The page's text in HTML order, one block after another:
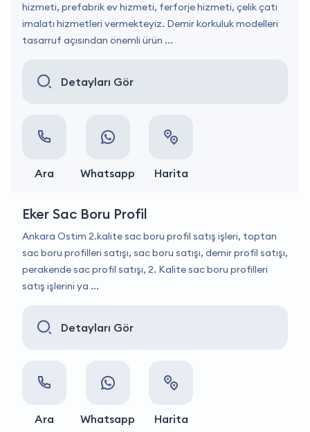
hizmeti, prefabrik ev hizmeti, ferforje hizmeti, çelik çatı
imalatı hizmetleri vermekteyiz. Demir korkuluk modelleri
tasarruf açısından önemli ürün ...
Detayları Gör
Ara Whatsapp Harita
Eker Sac Boru Profil
Ankara Ostim 2.kalite sac boru profil satış işleri, toptan
sac boru profilleri satışı, sac boru satışı, demir profil satışı,
perakende sac profil satışı, 2. Kalite sac boru profilleri
satış işlerini ya ...
Detayları Gör
Ara Whatsapp Harita